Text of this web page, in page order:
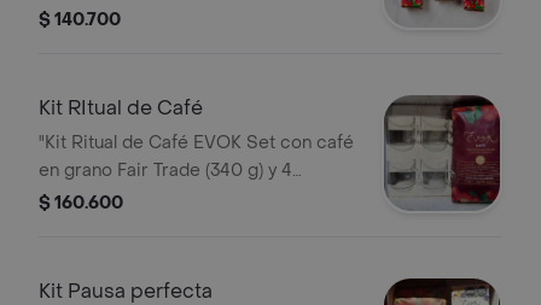
c/u), de origen colombiano y aroma
$ 140.700
Kit RItual de Café
"Kit Ritual de Café EVOK Set con café
en grano Fair Trade (340 g) y 4
pocillos para café. Aroma intenso y
$ 160.600
Kit Pausa perfecta